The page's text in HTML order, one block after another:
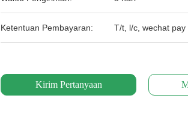
Ketentuan Pembayaran: T/t, l/c, wechat pay
Kirim Pertanyaan